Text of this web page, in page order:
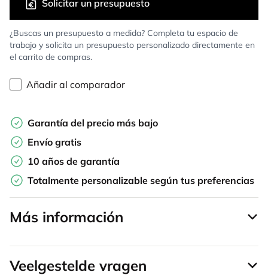
¿Buscas un presupuesto a medida? Completa tu espacio de
trabajo y solicita un presupuesto personalizado directamente en
el carrito de compras.
Solicitar un presupuesto
Añadir al comparador
Garantía del precio más bajo
Envío gratis
10 años de garantía
Totalmente personalizable según tus preferencias
Más información
Veelgestelde vragen